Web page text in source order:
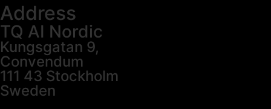
Address
TQ AI Nordic
Kungsgatan 9,
Convendum
111 43 Stockholm
Sweden